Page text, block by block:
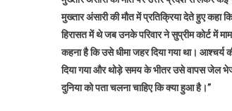
मुख्तार अंसारी की मौत में प्रतिक्रिया देते हुए
हिरासत में थे जब उनके परिवार ने सुप्रीम कोर्ट में
कहना है कि उसे धीमा जहर दिया गया था। आश्चर्य
दिया गया और थोड़े समय के भीतर उसे वापस जेल भेज
दुनिया को पता चलना चाहिए कि क्या हुआ है।”